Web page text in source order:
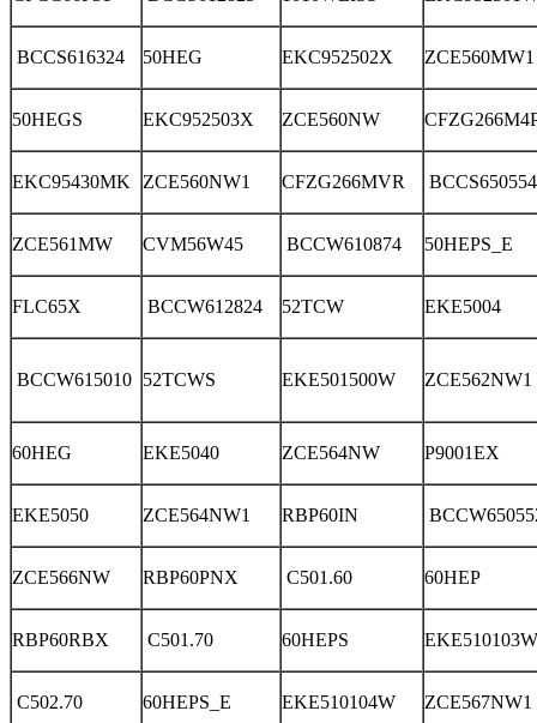
BCCS616324 50HEG EKC952502X ZCE560MW1
50HEGS EKC952503X ZCE560NW
EKC95430MK ZCE560NW1 CFZG266MVR BCCS650554
ZCE561MW CVM56W45 BCCW610874 50HEPS_E
FLC65X BCCW612824 52TCW EKE5004
BCCW615010 52TCWS EKE501500W ZCE562NW1
60HEG EKE5040 ZCE564NW P9001EX
EKE5050 ZCE564NW1 RBP60IN
ZCE566NW RBP60PNX C501.60 60HEP
RBP60RBX C501.70 60HEPS EKE510103W
C502.70 60HEPS_E EKE510104W ZCE567NW1